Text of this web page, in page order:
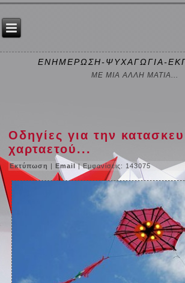
ΕΝΗΜΕΡΩΣΗ-ΨΥΧΑΓΩΓΙΑ-
ΜΕ ΜΙΑ ΑΛΛΗ ΜΑΤΙΑ...
Οδηγίες για την
χαρταετού...
Εκτύπωση |Email| Εμφανίσεις: 143075